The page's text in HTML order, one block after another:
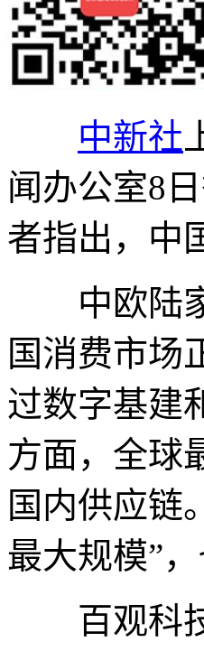
中新社
闻办公室8
者指出，中
中欧陆家
国消费市场
过数字基建
方面，全球
国内供应链
最大规模”
百观科技